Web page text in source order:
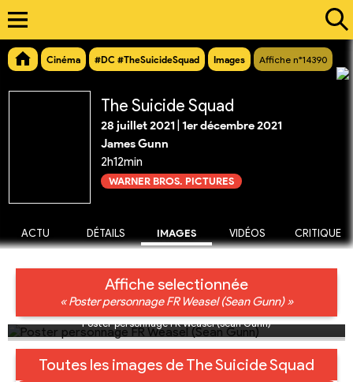
Cinéma #DC #TheSuicideSquad Images Affiche n°14390
The Suicide Squad
28 juillet 2021 1er décembre 2021
James Gunn
2h12min
WARNER BROS. PICTURES
ACTU DÉTAILS IMAGES VIDÉOS CRITIQUE
Affiche selectionnée
« Poster personnage FR Weasel (Sean Gunn) »
Poster personnage FR Weasel (Sean Gunn)
Toutes les images de The Suicide Squad